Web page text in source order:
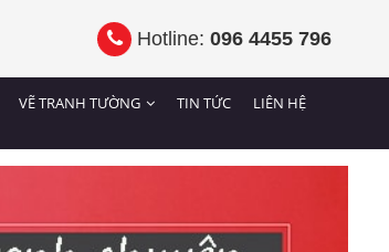
Hotline: 096 4455 796
VẼ TRANH TƯỜNG TIN TỨC LIÊN HỆ